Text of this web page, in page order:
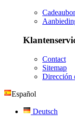
Contact
Sitemap
Dirección
Español
Deutsch